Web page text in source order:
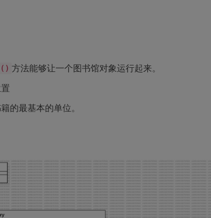
方法能够让一个图书馆对象运行起来。
的最基本的单位。